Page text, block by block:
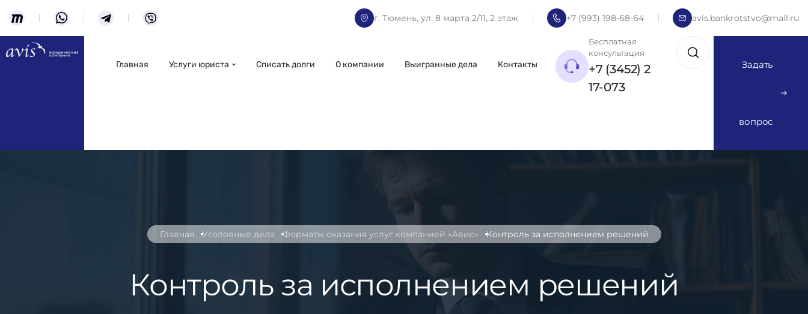
г. Тюмень, ул. 8 марта 2/11, 2 этаж +7 (993) 198-68-64 avis.bankrotstvo@mail.ru
Главная Услуги юриста Списать долги О компании Выигранные дела Контакты
Бесплатная
консультация
+7 (3452) 2
17-073
Задать
вопрос
Главная Уголовные дела Форматы оказания услуг компанией «Авис» Контроль за исполнением решений
Контроль за исполнением решений